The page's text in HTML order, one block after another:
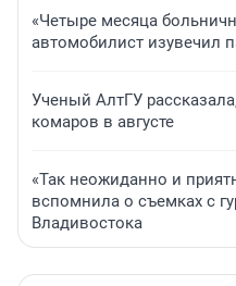
«Четыре месяца
автомобилист изувечил
Ученый АлтГУ
комаров в августе
«Так неожиданно и
вспомнила о съемках с
Владивостока